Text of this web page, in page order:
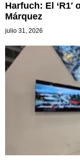
Harfuch: El
Márquez
julio 31, 2026